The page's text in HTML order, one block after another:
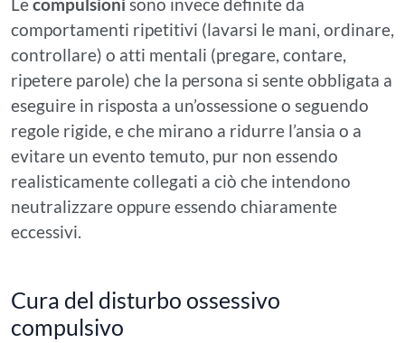
comportamenti ripetitivi (lavarsi le mani, ordinare,
controllare) o atti mentali (pregare, contare,
ripetere parole) che la persona si sente obbligata a
eseguire in risposta a un’ossessione o seguendo
regole rigide, e che mirano a ridurre l’ansia o a
evitare un evento temuto, pur non essendo
realisticamente collegati a ciò che intendono
neutralizzare oppure essendo chiaramente
eccessivi.
Cura del disturbo ossessivo
compulsivo